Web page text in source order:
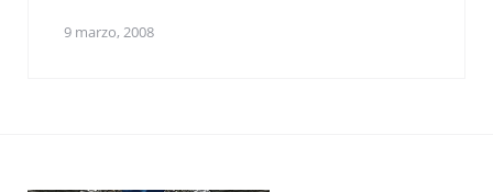
9 marzo, 2008